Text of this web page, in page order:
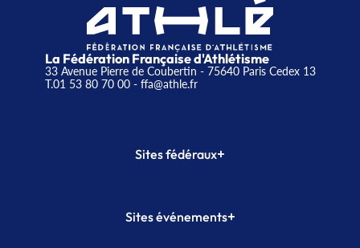
La Fédération Française d'Athlétisme
33 Avenue Pierre de Coubertin - 75640 Paris Cedex 13
T.01 53 80 70 00- ffa@athle.fr
Sites fédéraux+
Plateforme Formation
Sites événements+